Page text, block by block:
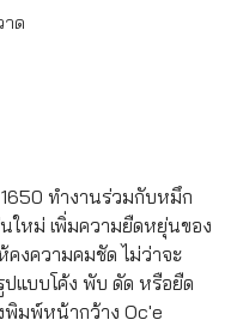
าด
ทำงานร่วมกับหมึก
ใหม่ เพิ่มความยืดหยุ่นของ
งความคมชัด ไม่ว่าจะ
แบบโค้ง พับ ดัด หรือยืด
พิมพ์หน้ากว้าง Oc'e